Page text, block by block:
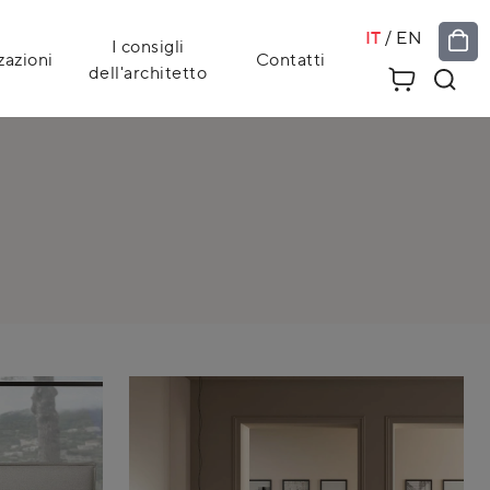
I consigli
dell'architetto
Contatti
IT / EN